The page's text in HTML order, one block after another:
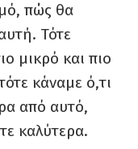
πώς θα
Τότε
μικρό και πιο
κάναμε ό,τι
από αυτό,
καλύτερα.